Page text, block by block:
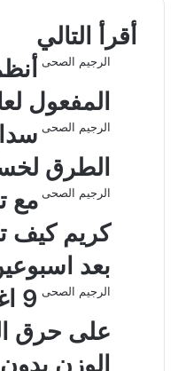
ب
و
ك
د
س
ا
ق
ر
ر
ك
ع
ة
أقرأ التالي
الرجيم الصحى
المفعول لعام
الرجيم الصحى
الطرق
الرجيم الصحى مع
بعد
الرجيم الصحى
على حرق
الوزن